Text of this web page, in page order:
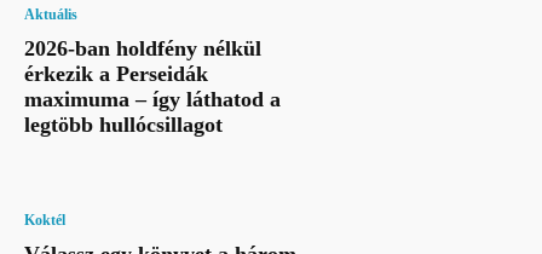
Aktuális
2026-ban holdfény nélkül
érkezik a Perseidák
maximuma – így láthatod a
legtöbb hullócsillagot
Koktél